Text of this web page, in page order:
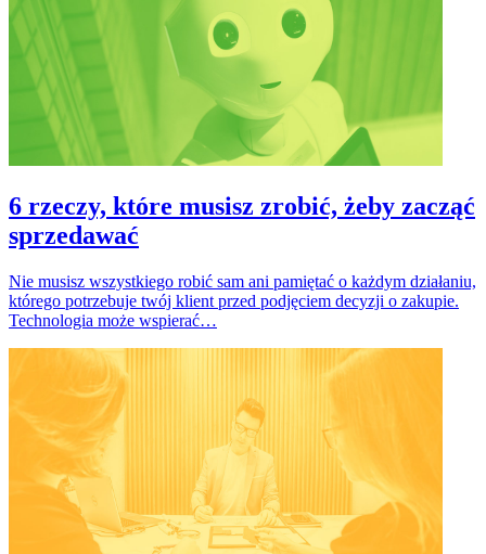
6 rzeczy, które musisz zrobić, żeby zacząć
sprzedawać
Nie musisz wszystkiego robić sam ani pamiętać o każdym działaniu,
którego potrzebuje twój klient przed podjęciem decyzji o zakupie.
Technologia może wspierać…